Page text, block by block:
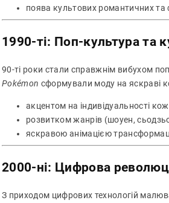
поява культових романтичних та
1990-ті: Поп-культура та
90-ті роки стали справжнім вибухом
Pokémon сформували моду на яскраві
акцентом на індивідуальності
розвитком жанрів (шоуен,
яскравою анімацією
2000-ні: Цифрова
З приходом цифрових технологій